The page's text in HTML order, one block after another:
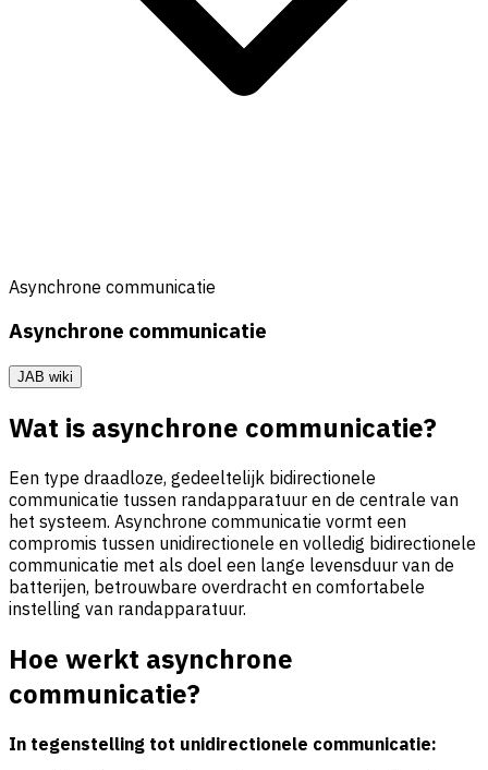
Asynchrone communicatie
Asynchrone communicatie
JAB wiki
Wat is asynchrone communicatie?
Een type draadloze, gedeeltelijk bidirectionele
communicatie tussen randapparatuur en de centrale van
het systeem. Asynchrone communicatie vormt een
compromis tussen unidirectionele en volledig bidirectionele
communicatie met als doel een lange levensduur van de
batterijen, betrouwbare overdracht en comfortabele
instelling van randapparatuur.
Hoe werkt asynchrone
communicatie?
In tegenstelling tot unidirectionele communicatie: